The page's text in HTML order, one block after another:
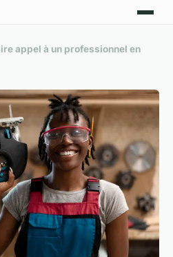
appel à un professionnel en